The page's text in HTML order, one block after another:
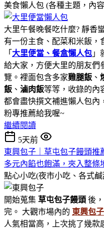
美食懶人包 (各種主題，內
大里午餐晚餐吃什麼? 靜香
有一份主食、配菜和米飯，
「 大里便當、餐盒懶人包 」
給大家，方便大里的朋友們
覽。裡面包含多家雞腿飯 、
飯 、 滷肉飯等等，收錄的內
都會盡快撰文補進懶人包內
粉專推薦給我喔~
繼續閱讀
5天前
東興包子｜草屯包子饅頭推
多元內餡也飽滿，夾入整條
點心小吃(夜市小吃、各式
開始蒐集 草屯包子饅頭 後
完。 大觀市場內的 東興包子
人氣相當高，上次挑了幾款